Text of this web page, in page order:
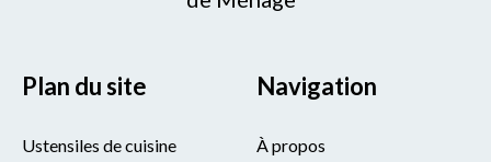
Plan du site
Ustensiles de cuisine
Navigation
À propos